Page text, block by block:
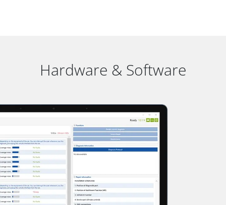
Hardware & Software